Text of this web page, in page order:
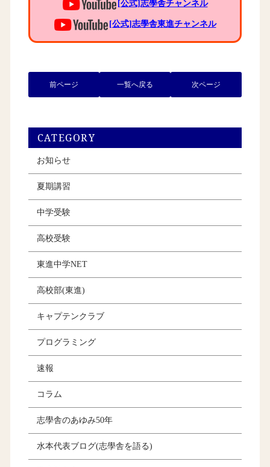
[公式]志學舎チャンネル
[公式]志學舎東進チャンネル
前ページ 一覧へ戻る 次ページ
CATEGORY
お知らせ
夏期講習
中学受験
高校受験
東進中学NET
高校部(東進)
キャプテンクラブ
プログラミング
速報
コラム
志學舎のあゆみ50年
水本代表ブログ(志學舎を語る)